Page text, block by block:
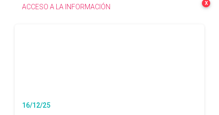
ACCESO A LA INFORMACIÓN X
16/12/25